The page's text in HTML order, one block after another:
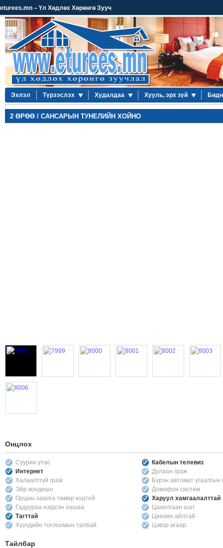
eturees.mn – Үл Хөдлөх Хөрөнгө Зууч
Эхлэл Түрээслэх Худалдаа Хууль, эрх зүй
2 ӨРӨӨ / САНСАРЫН ТУНЕЛИЙН ХОЙНО
Онцлох
Суурин утас
Кабелын телевиз
Интернет
Дулаан граж
Халаалтгүй граж
Бүрэн автомат
Эйр кондешн
Домофон систем
Орцны хаалга төмөр кодтой
Харуул хамгаалалттай
Гадуураа нэгдсэн хашаа
Цахилгаан шат
Тагттай
Цөөхөн айлтай
Хүүхдийн тоглоомын талбай
Цэвэр агаар
Тайлбар